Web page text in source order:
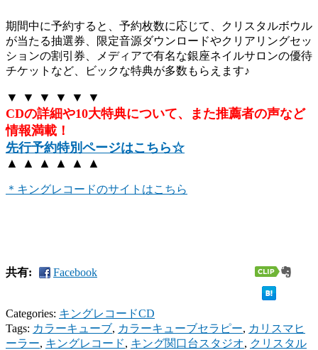
期間中に予約すると、予約枚数に応じて、クリスタルボウル
が当たる抽選券、限定音源ダウンロードやクリアリングセッ
ションの割引券、メディアで有名な銀座ネイルサロンの優待
チケットなど、ビックな特典が多数もらえます♪
▼ ▼ ▼ ▼ ▼ ▼
CDの詳細や10大特典について、また推薦者の声など
情報満載！
先行予約特別ページはこちら☆
▲ ▲ ▲ ▲ ▲ ▲
＊キングレコードのサイトはこちら
共有: Facebook
Categories: キングレコードCD
Tags: カラーキューブ, カラーキューブセラピー, カリスマヒ
ーラー, キングレコード, キング関口台スタジオ, クリスタル